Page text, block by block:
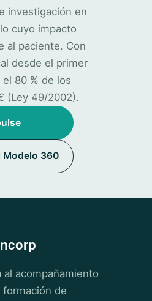
investigación en
cuyo impacto
al paciente. Con
desde el primer
80 % de los
(Ley 49/2002).
Modelo 360
al acompañamiento
de